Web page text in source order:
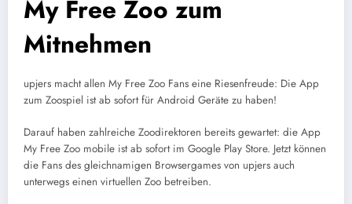
My Free Zoo zum
Mitnehmen
upjers macht allen My Free Zoo Fans eine Riesenfreude: Die App
zum Zoospiel ist ab sofort für Android Geräte zu haben!
Darauf haben zahlreiche Zoodirektoren bereits gewartet: die App
My Free Zoo mobile ist ab sofort im Google Play Store. Jetzt können
die Fans des gleichnamigen Browsergames von upjers auch
unterwegs einen virtuellen Zoo betreiben.